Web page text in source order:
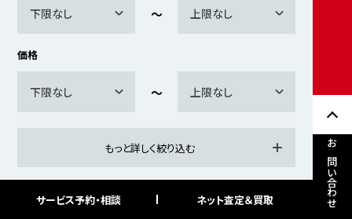
お問い合わせ
下限なし 上限なし
価格
下限なし 上限なし
もっと詳しく絞り込む
検索
サービス予約・相談 ネット査定＆買取